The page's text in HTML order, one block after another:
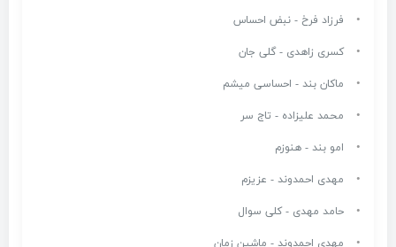
فرزاد فرخ - نبض احساس
کسری زاهدی - گلی جان
ماکان بند - احساسی میشم
محمد علیزاده - تاج سر
امو بند - هنوزم
مهدی احمدوند - عزیزم
حامد مهدی - کلی سوال
مهدی احمدوند - ماشین زمان